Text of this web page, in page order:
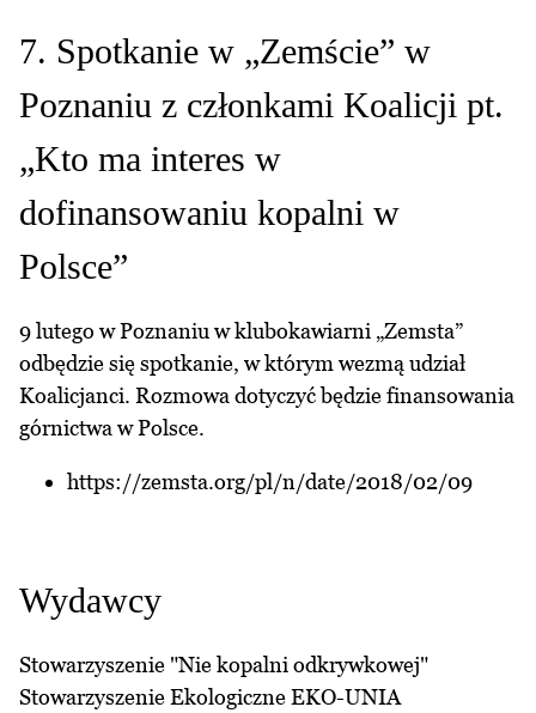
7. Spotkanie w „Zemście” w
Poznaniu z członkami Koalicji pt.
„Kto ma interes w
dofinansowaniu kopalni w
Polsce”
9 lutego w Poznaniu w klubokawiarni „Zemsta”
odbędzie się spotkanie, w którym wezmą udział
Koalicjanci. Rozmowa dotyczyć będzie finansowania
górnictwa w Polsce.
https://zemsta.org/pl/n/date/2018/02/09
Wydawcy
Stowarzyszenie "Nie kopalni odkrywkowej"
Stowarzyszenie Ekologiczne EKO-UNIA